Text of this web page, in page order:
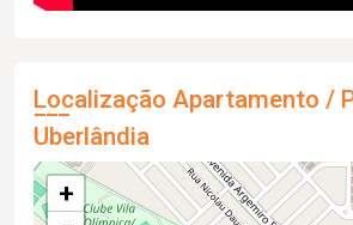
Localização Apartamento /
Uberlândia
+